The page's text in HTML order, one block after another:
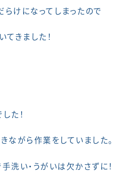
けになってしまったので
てきました！
た！
ながら作業をしていました。
洗い・うがいは欠かさずに！